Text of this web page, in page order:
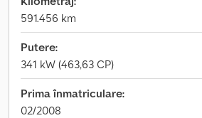
591.456 km
Putere:
341 kW (463,63 CP)
Prima înmatriculare:
02/2008